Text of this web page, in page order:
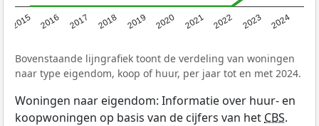
2015 2016 2017 2018 2019 2020 2021 2022 2023 2024
Bovenstaande lijngrafiek toont de verdeling van woningen
naar type eigendom, koop of huur, per jaar tot en met 2024.
Woningen naar eigendom: Informatie over huur- en
koopwoningen op basis van de cijfers van het CBS.